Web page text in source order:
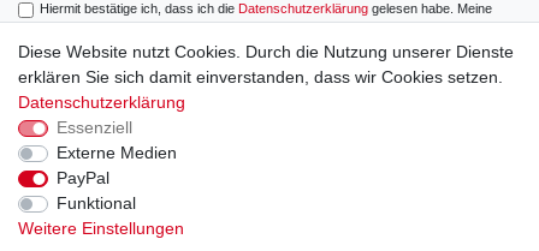
Hiermit bestätige ich, dass ich die Daten­schutz­erklärunggelesen habe. Meine
Einwilligung kann ich jederzeit widerrufen.
Abonnieren
Widerrufs­recht
Diese Website nutzt Cookies. Durch die Nutzung unserer Dienste
erklären Sie sich damit einverstanden, dass wir Cookies setzen.
Datenschutzerklärung
Essenziell
Externe Medien
PayPal
Funktional
Weitere Einstellungen